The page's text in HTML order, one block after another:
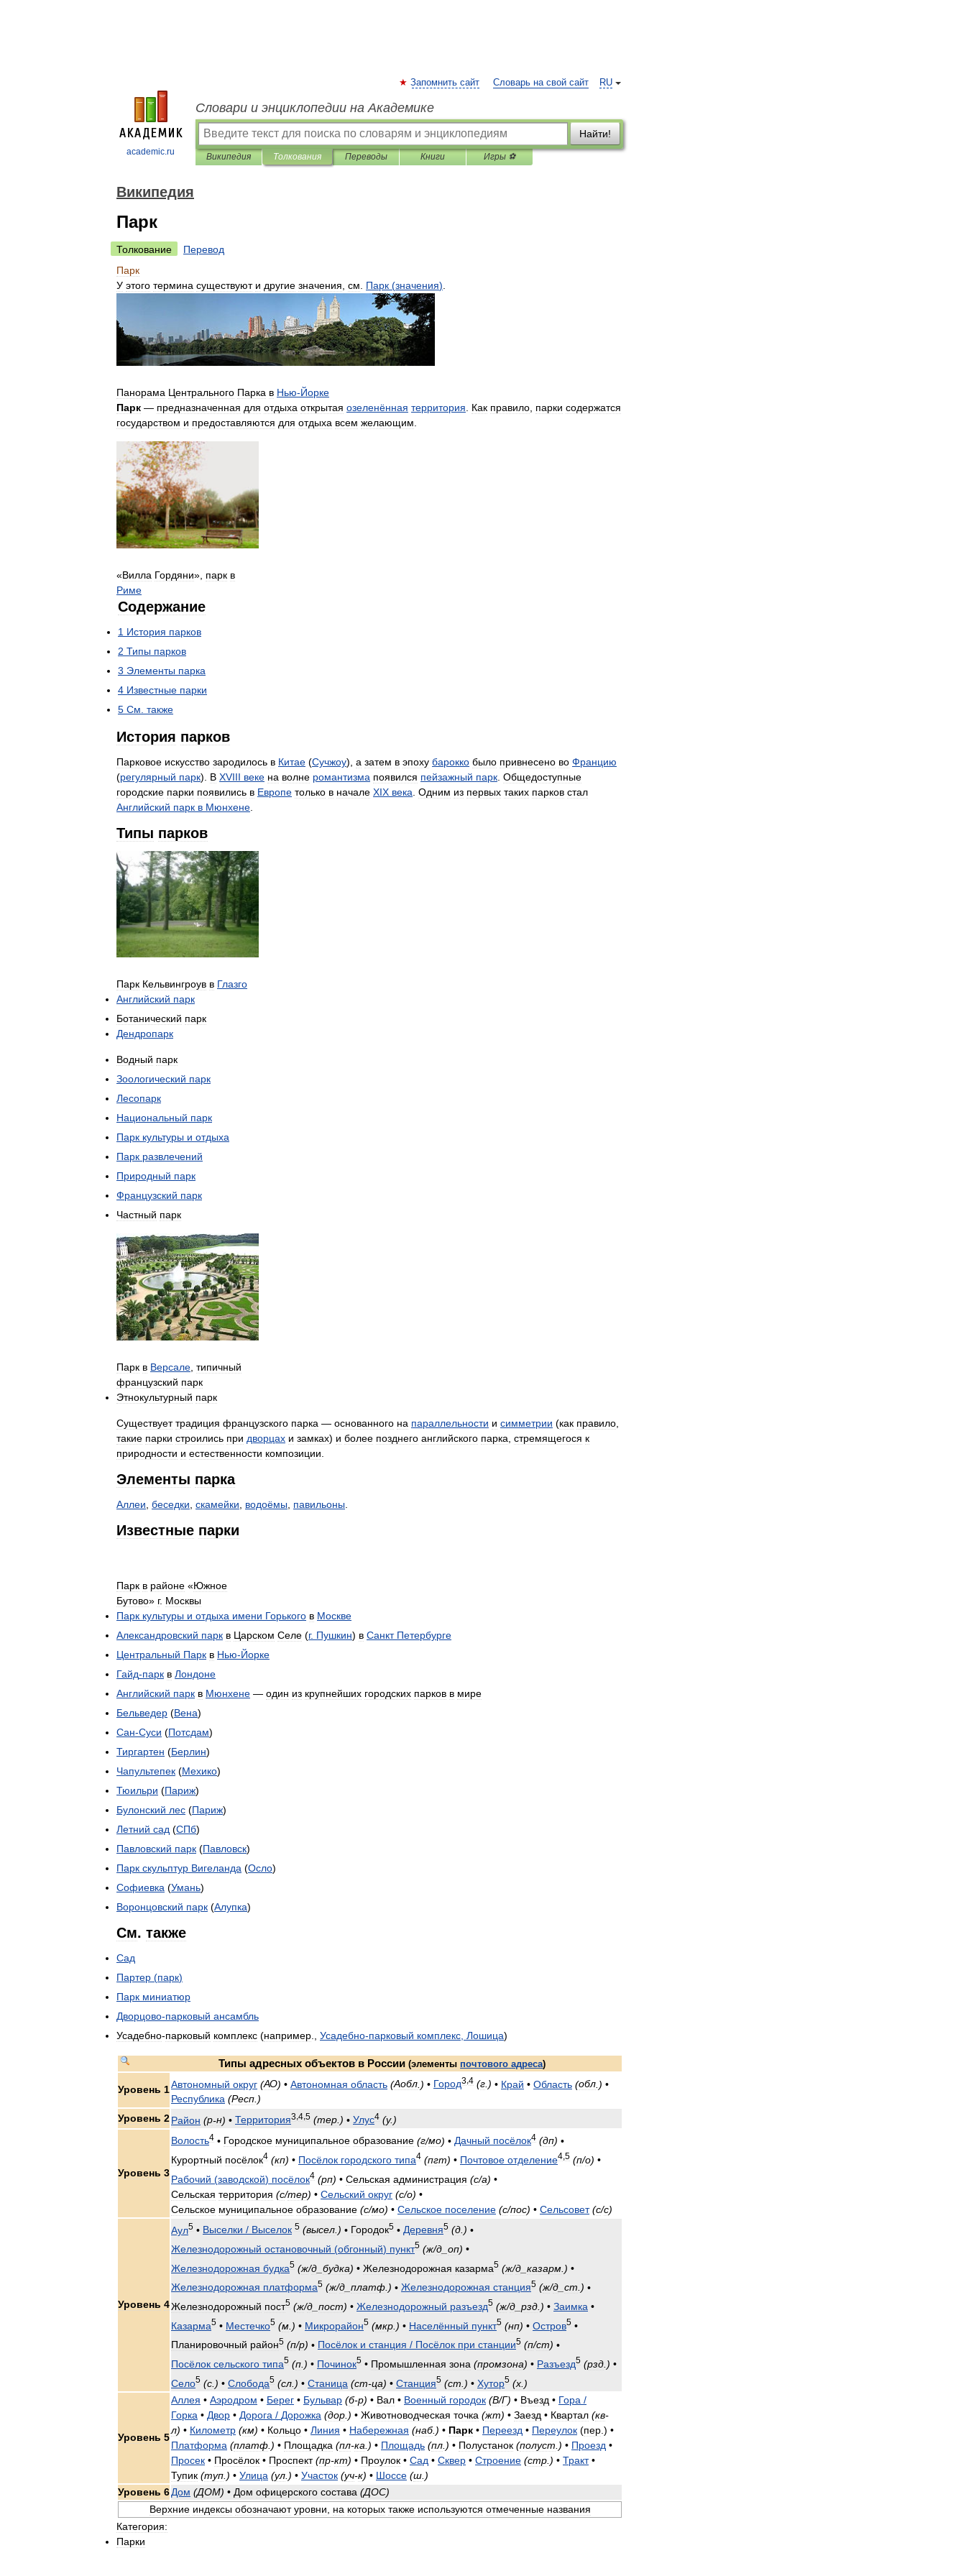
academic.ru
RU
Запомнить сайт Словарь на свой сайт
Словари и энциклопедии на Академике
Найти!
Википедия Толкования Переводы Книги Игры ⚽
Википедия
Парк
Толкование
Перевод
Парк
У этого термина существуют и другие значения см Парк (значения)
Панорама Центрального Парка в Нью-Йорке
Парк — предназначенная для отдыха открытая озеленённая территория. Как правило, парки содержатся
государством и предоставляются для отдыха всем желающим.
«Вилла Гордяни», парк в
Риме
Содержание
1 История парков
2 Типы парков
3 Элементы парка
4 Известные парки
5 См также
История парков
Парковое искусство зародилось в Китае (Сучжоу), а затем в эпоху барокко было привнесено во Францию
(регулярный парк). В XVIII веке на волне романтизма появился пейзажный парк Общедоступные
городские парки появились в Европе только в начале XIX века Одним из первых таких парков стал
Английский парк в Мюнхене
Типы парков
Парк Кельвингроув в Глазго
Английский парк
Ботанический парк
Дендропарк
Водный парк
Зоологический парк
Лесопарк
Национальный парк
Парк культуры и отдыха
Парк развлечений
Природный парк
Французский парк
Частный парк
Парк в Версале типичный
французский парк
Этнокультурный парк
Существует традиция французского парка — основанного на параллельности и симметрии (как правило
такие парки строились при дворцах и замках) и более позднего английского парка стремящегося к
природности и естественности композиции
Элементы парка
Аллеи беседки скамейки водоёмы павильоны
Известные парки
Парк в районе «Южное
Бутово» г. Москвы
Парк культуры и отдыха имени Горького в Москве
Александровский парк в Царском Селе (г. Пушкин) в Санкт Петербурге
Центральный Парк в Нью-Йорке
Гайд-парк в Лондоне
Английский парк в Мюнхене — один из крупнейших городских парков в мире
Бельведер (Вена)
Сан-Суси (Потсдам)
Тиргартен (Берлин)
Чапультепек (Мехико)
Тюильри (Париж)
Булонский лес (Париж)
Летний сад (СПб)
Павловский парк (Павловск)
Парк скульптур Вигеланда (Осло)
Софиевка (Умань)
Воронцовский парк (Алупка)
См. также
Сад
Партер (парк)
Парк миниатюр
Дворцово-парковый ансамбль
Усадебно-парковый комплекс (например Усадебно-парковый комплекс Лошица)
Типы адресных объектов в России (элементы почтового адреса)
Уровень 1Автономный округ (АО) • Автономная область (Аобл .) • Город3,4 (г.) • Край • Область (обл .) •
Республика (Респ.)
Уровень 2Район (р-н) • Территория3,4,5 (тер.) • Улус4 (у.)
Уровень 3
Волость4 • Городское муниципальное образование (г/мо) • Дачный посёлок4 (дп) •
Курортный посёлок4 (кп) • Посёлок городского типа4 (пгт) • Почтовое отделение4 5 (п/о) •
Рабочий (заводской) посёлок4 (рп) • Сельская администрация (с/а) •
Сельская территория (с/тер) • Сельский округ (с/о) •
Сельское муниципальное образование (с/мо) • Сельское поселение (с/пос) • Сельсовет (с/с)
Уровень 4
Аул5 • Выселки / Выселок 5 (высел.) • Городок5 • Деревня5 (д.) •
Железнодорожный остановочный (обгонный) пункт5 (ж/д оп) •
Железнодорожная будка5 (ж/д будка) • Железнодорожная казарма5 (ж/д казарм .) •
Железнодорожная платформа5 (ж/д платф.) • Железнодорожная станция5 (ж/д ст.) •
Железнодорожный пост5 (ж/д пост) • Железнодорожный разъезд5 (ж/д рзд .) • Заимка •
Казарма5 • Местечко5 (м .) • Микрорайон5 (мкр .) • Населённый пункт5 (нп) • Остров5 •
Планировочный район5 (п/р) • Посёлок и станция / Посёлок при станции5 (п/ст) •
Посёлок сельского типа5 (п .) • Починок5 • Промышленная зона (промзона) • Разъезд5 (рзд .) •
Село5 (с .) • Слобода5 (сл .) • Станица (ст-ца) • Станция5 (ст .) • Хутор5 (х .)
Уровень 5
Аллея • Аэродром • Берег • Бульвар (б-р) • Вал • Военный городок (В/Г) • Въезд • Гора /
Горка • Двор • Дорога / Дорожка (дор .) • Животноводческая точка (жт) • Заезд • Квартал (кв-
л) • Километр (км) • Кольцо • Линия • Набережная (наб.) • Парк • Переезд • Переулок (пер .) •
Платформа (платф .) • Площадка (пл-ка .) • Площадь (пл .) • Полустанок (полуст .) • Проезд •
Просек • Просёлок • Проспект (пр-кт) • Проулок • Сад • Сквер • Строение (стр .) • Тракт•
Тупик (туп .) • Улица (ул .) • Участок (уч-к) • Шоссе (ш .)
Уровень 6Дом (ДОМ) • Дом офицерского состава (ДОС)
Верхние индексы обозначают уровни на которых также используются отмеченные названия
Категория:
Парки